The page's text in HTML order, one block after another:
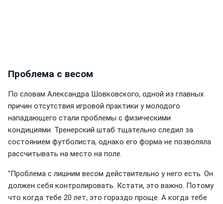
Проблема с весом
По словам Александра Шовковского, одной из главных
причин отсутствия игровой практики у молодого
нападающего стали проблемы с физическими
кондициями. Тренерский штаб тщательно следил за
состоянием футболиста, однако его форма не позволяла
рассчитывать на место на поле.
"Проблема с лишним весом действительно у него есть. Он
должен себя контролировать. Кстати, это важно. Потому
что когда тебе 20 лет, это гораздо проще. А когда тебе